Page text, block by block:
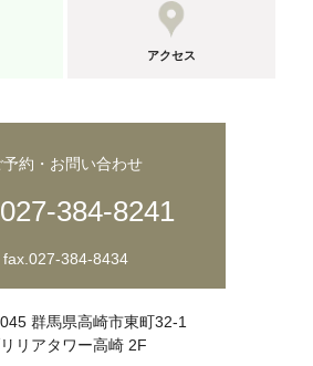
アクセス
予約・お問い合わせ
027-384-8241
fax.027-384-8434
群馬県高崎市東町32-1
リアタワー高崎 2F